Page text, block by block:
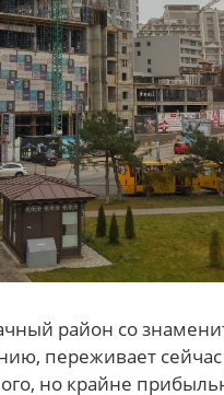
район со
переживает сейчас
но крайне